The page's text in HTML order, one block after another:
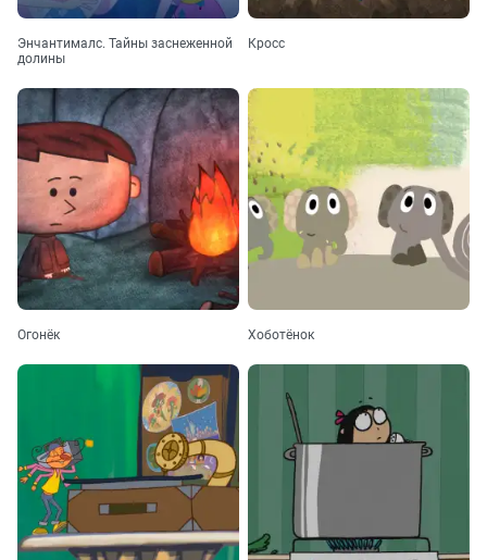
Энчантималс. Тайны заснеженной
долины
Кросс
Огонёк Хоботёнок